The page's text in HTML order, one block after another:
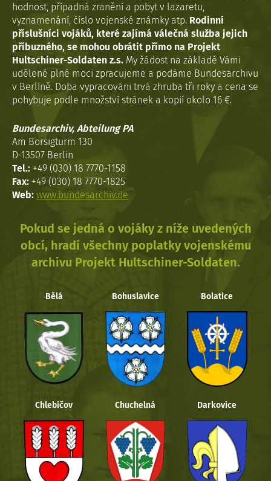
hodnost, případná zranění a pobyt v lazaretu,
vyznamenání, číslo vojenské známky atp. Rodinní
příslušníci vojáků, které zajímá válečná služba jejich
příbuzného, se mohou obrátit přímo na Projekt
Hultschiner-Soldaten z.s. My žádost na základě Vámi
udělené plné moci zpracujeme a podáme Bundesarchivu
v Berlíně. Doba vypracováni trvá zhruba tři roky a cena se
pohybuje podle množství stránek a kopií okolo 16 €.
Bundesarchiv, Abteilung PA
Am Borsigturm 130
D-13507 Berlin
Tel.: +49 (030) 18 7770-1158
Fax: +49 (030) 18 7770-1825
Web: www.bundesarchiv.de
Pokud se jedná o vojáky z níže uvedených
obcí, hradí všechny poplatky vojenskému
archivu Projekt Hultschiner-Soldaten.
Bělá Bohuslavice Bolatice
Chlebičov Chuchelná Darkovice